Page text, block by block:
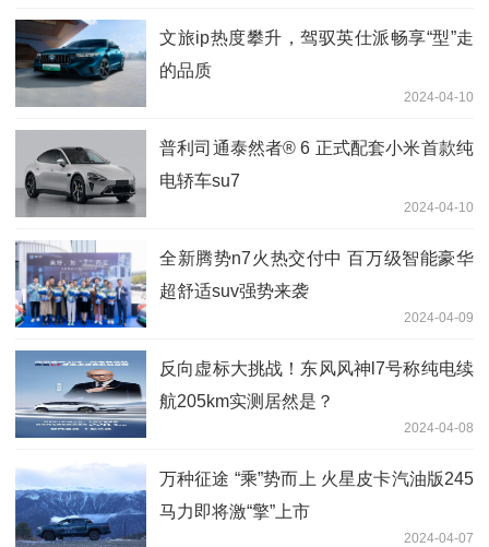
文旅ip热度攀升，驾驭英仕派畅享“型”走
的品质
2024-04-10
普利司通泰然者® 6 正式配套小米首款纯
电轿车su7
2024-04-10
全新腾势n7火热交付中 百万级智能豪华
超舒适suv强势来袭
2024-04-09
反向虚标大挑战！东风风神l7号称纯电续
航205km实测居然是？
2024-04-08
万种征途 “乘”势而上 火星皮卡汽油版245
马力即将激“擎”上市
2024-04-07